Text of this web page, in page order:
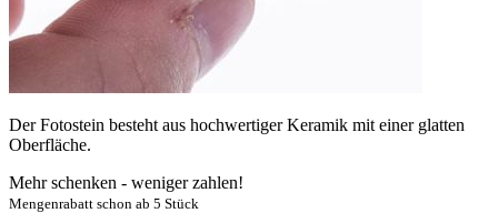
Der Fotostein besteht aus hochwertiger Keramik mit einer glatten
Oberfläche.
Mehr schenken - weniger zahlen!
Mengenrabatt schon ab 5 Stück